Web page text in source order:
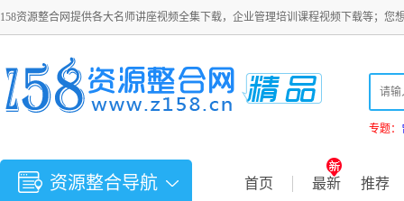
158资源整合网提供各大名师讲座视频全集下载，企业管理培训课程视频下载等；您
专题：
资源整合导航 首页 最新 推荐